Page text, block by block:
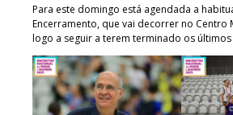
Para este domingo está agendada a
Encerramento, que vai decorrer no Centro
logo a seguir a terem terminado os